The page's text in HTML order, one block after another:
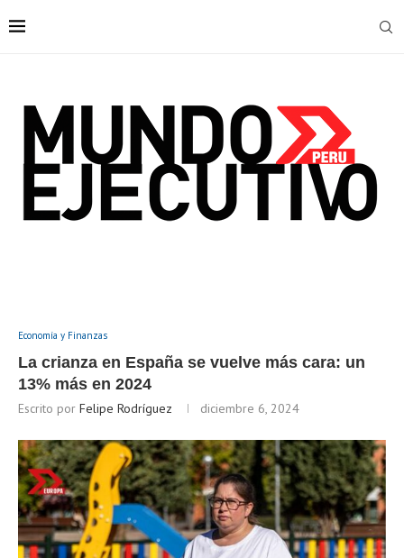
Economía y Finanzas
La crianza en España se vuelve más cara: un
13% más en 2024
Escrito por Felipe Rodríguez diciembre 6, 2024